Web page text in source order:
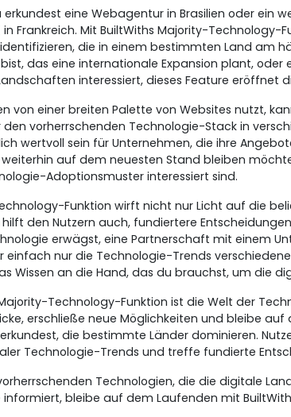
erkundest eine Webagentur in Brasilien oder
in Frankreich. Mit BuiltWiths Majority-
die in einem bestimmten Land am
das eine internationale Expansion plant, oder
interessiert, dieses Feature eröffnet
von einer breiten Palette von Websites nutzt,
den vorherrschenden Technologie-Stack in
wertvoll sein für Unternehmen, die ihre
weiterhin auf dem neuesten Stand bleiben
Adoptionsmuster interessiert sind.
Funktion wirft nicht nur Licht auf die
den Nutzern auch, fundiertere
erwägst, eine Partnerschaft mit einem
einfach nur die Technologie-Trends
Wissen an die Hand, das du brauchst, um die
Technology-Funktion ist die Welt der
erschließe neue Möglichkeiten und bleibe
die bestimmte Länder dominieren.
Technologie-Trends und treffe fundierte
Technologien, die die digitale
informiert, bleibe auf dem Laufenden mit